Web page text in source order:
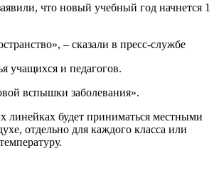
что новый учебный год начнется 1
– сказали в пресс-службе
учащихся и педагогов.
вспышки заболевания».
линейках будет приниматься местными
отдельно для каждого класса или